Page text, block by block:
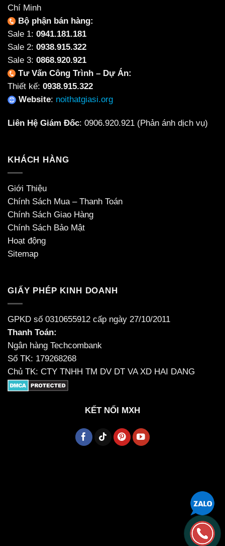
Chí Minh
Bộ phận bán hàng:
Sale 1: 0941.181.181
Sale 2: 0938.915.322
Sale 3: 0868.920.921
Tư Vấn Công Trình – Dự Án:
Thiết kế: 0938.915.322
Website: noithatgiasi.org
Liên Hệ Giám Đốc: 0906.920.921 (Phản ánh dịch vụ)
KHÁCH HÀNG
Giới Thiệu
Chính Sách Mua – Thanh Toán
Chính Sách Giao Hàng
Chính Sách Bảo Mật
Hoạt động
Sitemap
GIẤY PHÉP KINH DOANH
GPKD số 0310655912 cấp ngày 27/10/2011
Thanh Toán:
Ngân hàng Techcombank
Số TK: 179268268
Chủ TK: CTY TNHH TM DV DT VA XD HAI DANG
KẾT NỐI MXH